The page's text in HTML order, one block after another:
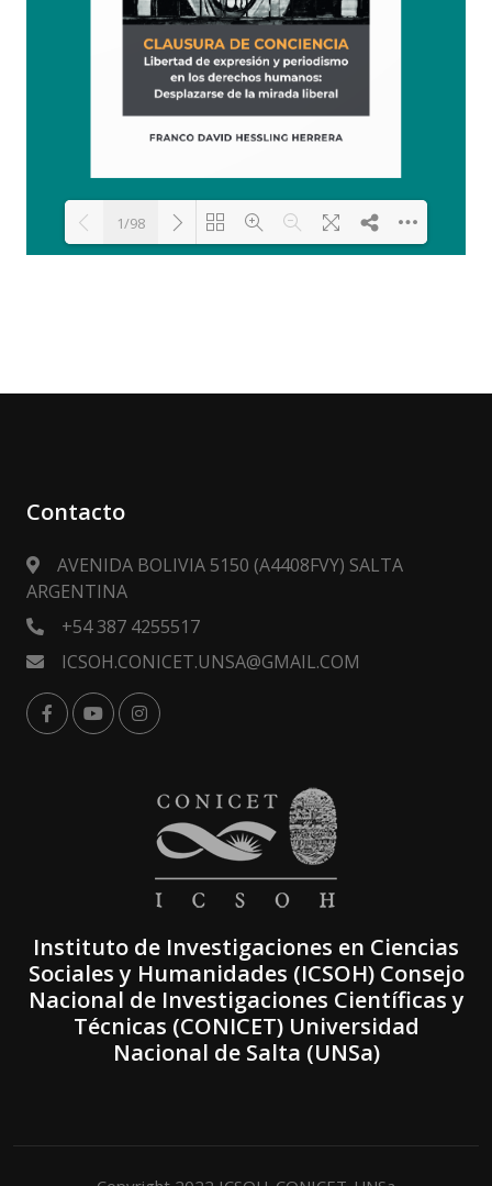
1/98
Contacto
AVENIDA BOLIVIA 5150 (A4408FVY) SALTA
ARGENTINA
+54 387 4255517
ICSOH.CONICET.UNSA@GMAIL.COM
Instituto de Investigaciones en Ciencias
Sociales y Humanidades (ICSOH) Consejo
Nacional de Investigaciones Científicas y
Técnicas (CONICET) Universidad
Nacional de Salta (UNSa)